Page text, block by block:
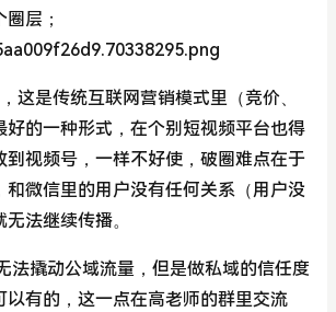
层；
这是传统互联网营销模式里（竞价、
好的一种形式，在个别短视频平台也得
到视频号，一样不好使，破圈难点在于
和微信里的用户没有任何关系（用户没
法继续传播。
法撬动公域流量，但是做私域的信任度
以有的，这一点在高老师的群里交流